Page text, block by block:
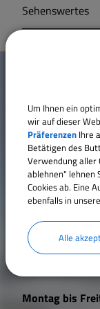
Sehenswertes
c
h
t
g
e
L
Kontakt
Impressum
Datenschutz
Erklärung zur
Cookie
Montag bis
Um Ihnen ein
wir auf dieser
Präferenzen Ihre
Betätigen des
Verwendung aller
ablehnen" lehnen
Cookies ab. Eine
ebenfalls in
Alle